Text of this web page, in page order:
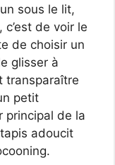
sous le lit,
de voir le
de choisir un
glisser à
transparaître
petit
principal de la
adoucit